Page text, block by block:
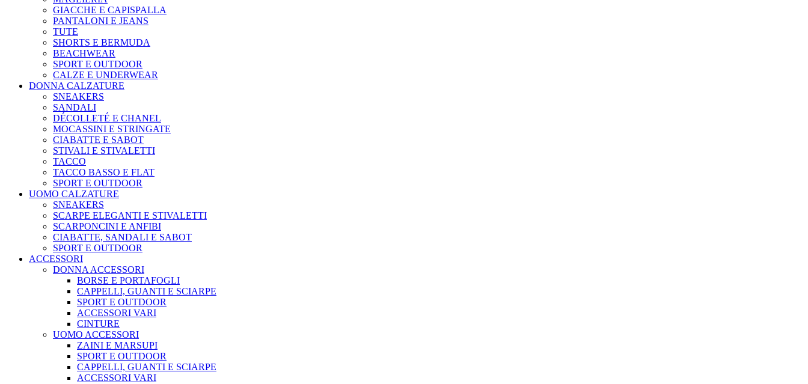
GIACCHE E CAPISPALLA
PANTALONI E JEANS
TUTE
SHORTS E BERMUDA
BEACHWEAR
SPORT E OUTDOOR
CALZE E UNDERWEAR
DONNA CALZATURE
SNEAKERS
SANDALI
DÉCOLLETÉ E CHANEL
MOCASSINI E STRINGATE
CIABATTE E SABOT
STIVALI E STIVALETTI
TACCO
TACCO BASSO E FLAT
SPORT E OUTDOOR
UOMO CALZATURE
SNEAKERS
SCARPE ELEGANTI E STIVALETTI
SCARPONCINI E ANFIBI
CIABATTE, SANDALI E SABOT
SPORT E OUTDOOR
ACCESSORI
DONNA ACCESSORI
BORSE E PORTAFOGLI
CAPPELLI, GUANTI E SCIARPE
SPORT E OUTDOOR
ACCESSORI VARI
CINTURE
UOMO ACCESSORI
ZAINI E MARSUPI
SPORT E OUTDOOR
CAPPELLI, GUANTI E SCIARPE
ACCESSORI VARI